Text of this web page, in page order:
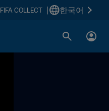
FIFA COLLECT 한국어